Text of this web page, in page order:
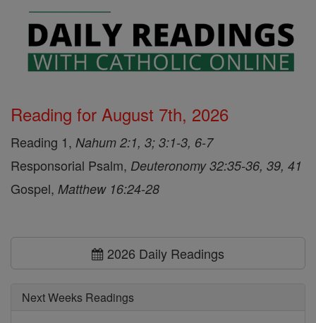
Reading for August 7th, 2026
Reading 1, Nahum 2:1, 3; 3:1-3, 6-7
Responsorial Psalm, Deuteronomy 32:35-36, 39, 41
Gospel, Matthew 16:24-28
2026 Daily Readings
Next Weeks Readings